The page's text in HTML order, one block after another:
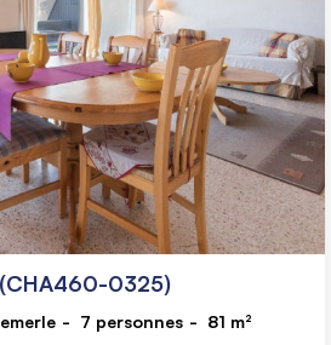
(CHA460-0325)
7 personnes 81 m²